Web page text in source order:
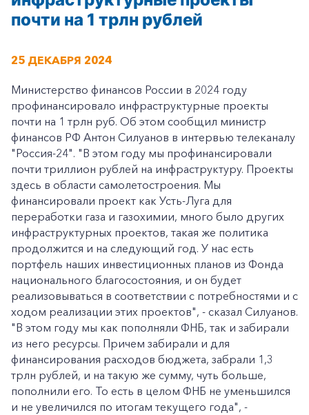
почти на 1 трлн рублей
25 ДЕКАБРЯ 2024
Министерство финансов России в 2024 году
профинансировало инфраструктурные проекты
почти на 1 трлн руб. Об этом сообщил министр
финансов РФ Антон Силуанов в интервью телеканалу
"Россия-24". "В этом году мы профинансировали
почти триллион рублей на инфраструктуру. Проекты
здесь в области самолетостроения. Мы
финансировали проект как Усть-Луга для
переработки газа и газохимии, много было других
инфраструктурных проектов, такая же политика
продолжится и на следующий год. У нас есть
портфель наших инвестиционных планов из Фонда
национального благосостояния, и он будет
реализовываться в соответствии с потребностями и с
ходом реализации этих проектов", - сказал Силуанов.
"В этом году мы как пополняли ФНБ, так и забирали
из него ресурсы. Причем забирали и для
финансирования расходов бюджета, забрали 1,3
трлн рублей, и на такую же сумму, чуть больше,
пополнили его. То есть в целом ФНБ не уменьшился
и не увеличился по итогам текущего года", -